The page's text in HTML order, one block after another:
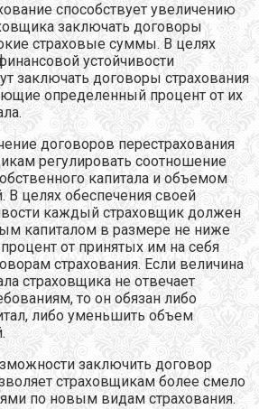
способствует увеличению
заключать договоры
страховые суммы. В целях
устойчивости
заключать договоры страхования
определенный процент от их
договоров перестрахования
регулировать соотношение
капитала и объемом
В целях обеспечения своей
каждый страховщик должен
капиталом в размере не ниже
от принятых им на себя
страхования. Если величина
страховщика не отвечает
то он обязан либо
либо уменьшить объем
заключить договор
страховщикам более смело
по новым видам страхования.